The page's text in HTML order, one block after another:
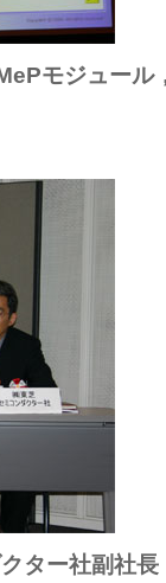
モジュール
ター社副社